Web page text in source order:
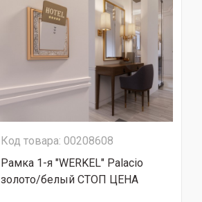
Код товара: 00208608
Рамка 1-я "WERKEL" Palacio
золото/белый СТОП ЦЕНА